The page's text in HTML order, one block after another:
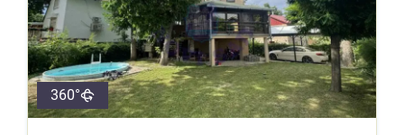
360°